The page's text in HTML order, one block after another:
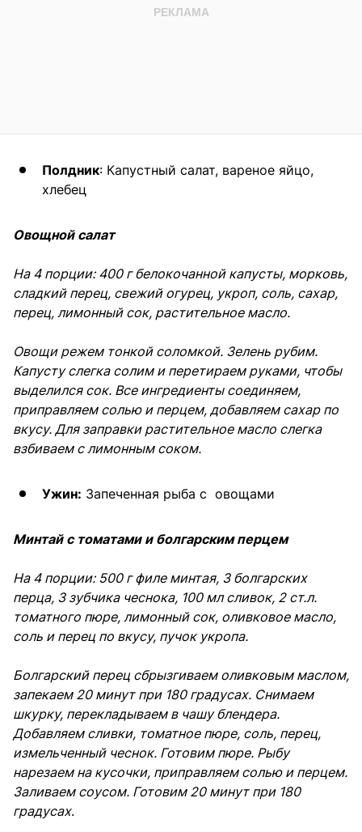
Полдник: Капустный салат, вареное яйцо,
хлебец
Овощной салат
На 4 порции: 400 г белокочанной капусты, морковь,
сладкий перец, свежий огурец, укроп, соль, сахар,
перец, лимонный сок, растительное масло.
Овощи режем тонкой соломкой. Зелень рубим.
Капусту слегка солим и перетираем руками, чтобы
выделился сок. Все ингредиенты соединяем,
приправляем солью и перцем, добавляем сахар по
вкусу. Для заправки растительное масло слегка
взбиваем с лимонным соком.
Ужин: Запеченная рыба с овощами
Минтай с томатами и болгарским перцем
На 4 порции: 500 г филе минтая, 3 болгарских
перца, 3 зубчика чеснока, 100 мл сливок, 2 ст.л.
томатного пюре, лимонный сок, оливковое масло,
соль и перец по вкусу, пучок укропа.
Болгарский перец сбрызгиваем оливковым маслом,
запекаем 20 минут при 180 градусах. Снимаем
шкурку, перекладываем в чашу блендера.
Добавляем сливки, томатное пюре, соль, перец,
измельченный чеснок. Готовим пюре. Рыбу
нарезаем на кусочки, приправляем солью и перцем.
Заливаем соусом. Готовим 20 минут при 180
градусах.